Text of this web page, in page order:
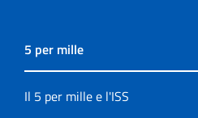
5 per mille
Il 5 per mille e l'ISS